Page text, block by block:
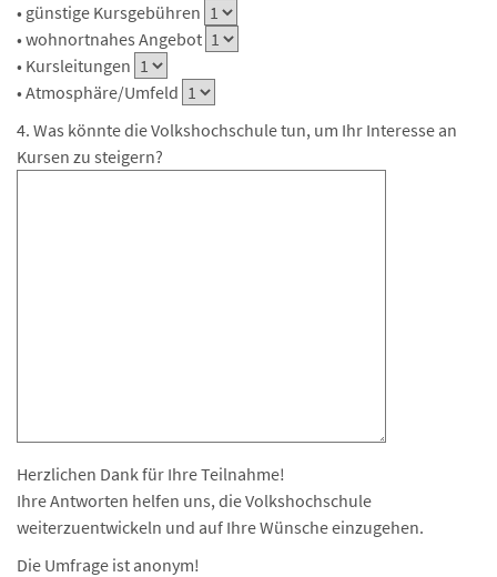
• günstige Kursgebühren
• wohnortnahes Angebot
• Kursleitungen
• Atmosphäre/Umfeld
4. Was könnte die Volkshochschule tun, um Ihr Interesse an
Kursen zu steigern?
Herzlichen Dank für Ihre Teilnahme!
Ihre Antworten helfen uns, die Volkshochschule
weiterzuentwickeln und auf Ihre Wünsche einzugehen.
Die Umfrage ist anonym!